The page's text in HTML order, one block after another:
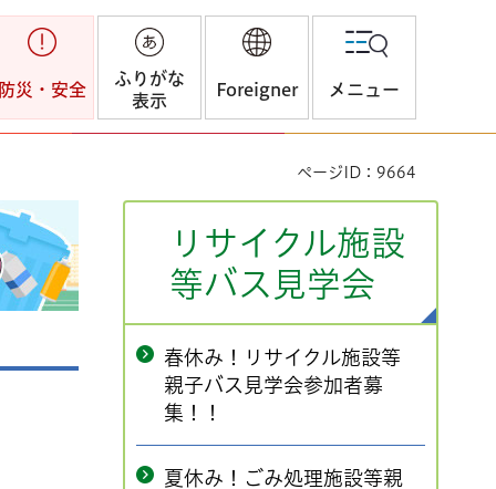
防災・安全
ふりがな
表示
Foreigner メニュー
ページID：9664
リサイクル施設
等バス見学会
春休み！リサイクル施設等
親子バス見学会参加者募
集！！
夏休み！ごみ処理施設等親